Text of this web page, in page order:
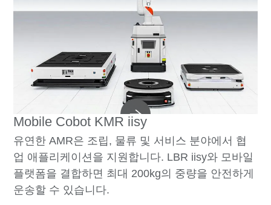
Mobile Cobot KMR iisy
유연한 AMR은 조립, 물류 및 서비스 분야에서 협
업 애플리케이션을 지원합니다. LBR iisy와 모바일
플랫폼을 결합하면 최대 200kg의 중량을 안전하게
운송할 수 있습니다.